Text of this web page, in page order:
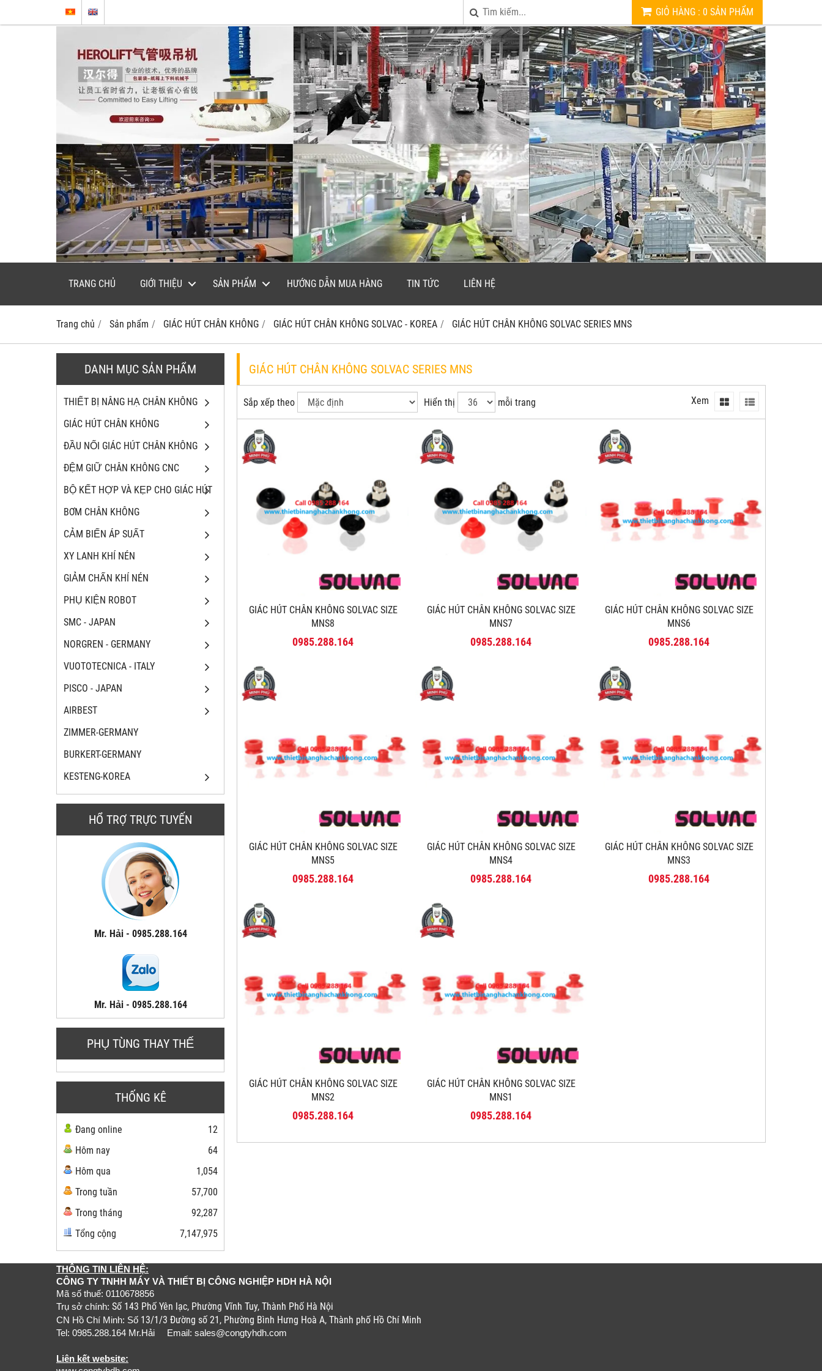
GIỎ HÀNG : 0 SẢN PHẨM
TRANG CHỦ GIỚI THIỆU SẢN PHẨM HƯỚNG DẪN MUA HÀNG TIN TỨC LIÊN HỆ
Trang chủ Sản phẩm GIÁC HÚT CHÂN KHÔNG GIÁC HÚT CHÂN KHÔNG SOLVAC - KOREA GIÁC HÚT CHÂN KHÔNG SOLVAC SERIES MNS
DANH MỤC SẢN PHẨM
THIẾT BỊ NÂNG HẠ CHÂN KHÔNG
GIÁC HÚT CHÂN KHÔNG
ĐẦU NỐI GIÁC HÚT CHÂN KHÔNG
ĐỆM GIỮ CHÂN KHÔNG CNC
BỘ KẾT HỢP VÀ KẸP CHO GIÁC HÚT
BƠM CHÂN KHÔNG
CẢM BIẾN ÁP SUẤT
XY LANH KHÍ NÉN
GIẢM CHẤN KHÍ NÉN
PHỤ KIỆN ROBOT
SMC - JAPAN
NORGREN - GERMANY
VUOTOTECNICA - ITALY
PISCO - JAPAN
AIRBEST
ZIMMER-GERMANY
BURKERT-GERMANY
KESTENG-KOREA
HỔ TRỢ TRỰC TUYẾN
Mr. Hải - 0985.288.164
Mr. Hải - 0985.288.164
PHỤ TÙNG THAY THẾ
THỐNG KÊ
Đang online
12
Hôm nay
64
Hôm qua
1,054
Trong tuần
57,700
Trong tháng
92,287
Tổng cộng
7,147,975
GIÁC HÚT CHÂN KHÔNG SOLVAC SERIES MNS
Sắp xếp theo Hiển thị mỗi trang Xem
GIÁC HÚT CHÂN KHÔNG SOLVAC SIZE
MNS8
0985.288.164
GIÁC HÚT CHÂN KHÔNG SOLVAC SIZE
MNS7
0985.288.164
GIÁC HÚT CHÂN KHÔNG SOLVAC SIZE
MNS6
0985.288.164
GIÁC HÚT CHÂN KHÔNG SOLVAC SIZE
MNS5
0985.288.164
GIÁC HÚT CHÂN KHÔNG SOLVAC SIZE
MNS4
0985.288.164
GIÁC HÚT CHÂN KHÔNG SOLVAC SIZE
MNS3
0985.288.164
GIÁC HÚT CHÂN KHÔNG SOLVAC SIZE
MNS2
0985.288.164
GIÁC HÚT CHÂN KHÔNG SOLVAC SIZE
MNS1
0985.288.164
THÔNG TIN LIÊN HỆ:
CÔNG TY TNHH MÁY VÀ THIẾT BỊ CÔNG NGHIỆP HDH HÀ NỘI
Mã số thuế: 0110678856
Trụ sở chính: Số 143 Phố Yên lạc, Phường Vĩnh Tuy, Thành Phố Hà Nội
CN Hồ Chí Minh: Số 13/1/3 Đường số 21, Phường Bình Hưng Hoà A, Thành phố Hồ Chí Minh
Tel: 0985.288.164 Mr.Hải Email: sales@congtyhdh.com
Liên kết website: